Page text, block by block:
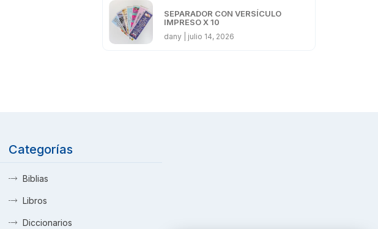
SEPARADOR CON VERSÍCULO
IMPRESO X 10
dany julio 14, 2026
Categorías
Biblias
Libros
Diccionarios